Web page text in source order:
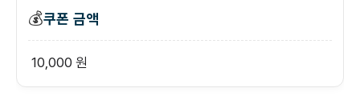
💰쿠폰 금액
10,000 원